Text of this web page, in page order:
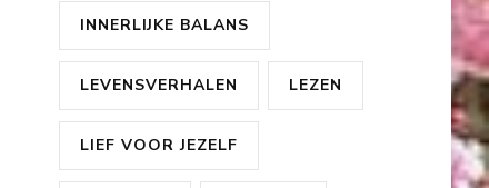
INNERLIJKE BALANS
LEVENSVERHALEN LEZEN
LIEF VOOR JEZELF